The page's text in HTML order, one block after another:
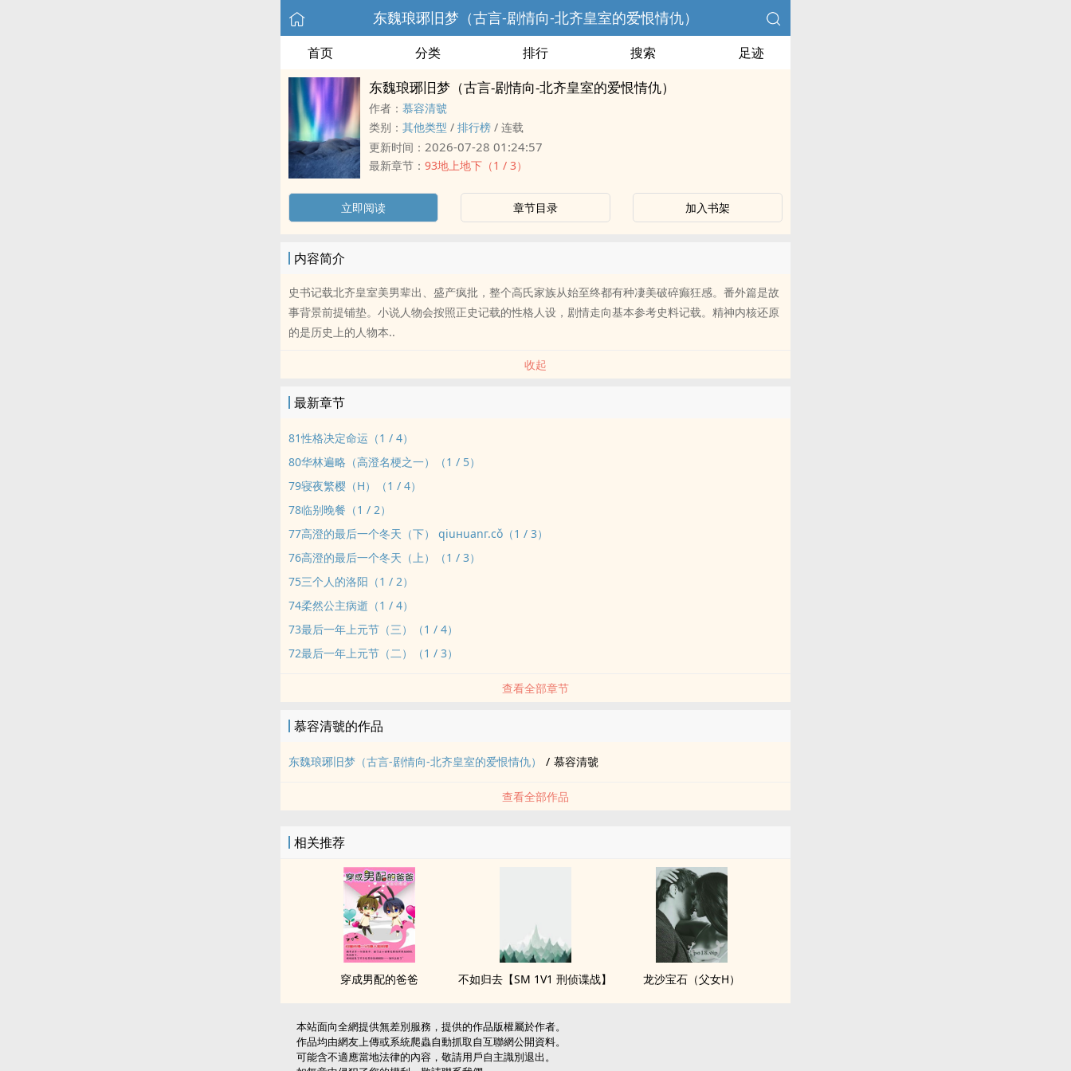
东魏琅琊旧梦（古言-剧情向-北齐皇室的爱恨情仇）
首页 分类 排行 搜索 足迹
东魏琅琊旧梦（古言-剧情向-北齐皇室的爱恨情仇）
作者： 慕容清虢
类别： 其他类型 / 排行榜 / 连载
更新时间： 2026-07-28 01:24:57
最新章节： 93地上地下（1 / 3）
立即阅读 章节目录 加入书架
内容简介
史书记载北齐皇室美男辈出、盛产疯批，整个高氏家族从始至终都有种凄美破碎癫狂感。番外篇是故
事背景前提铺垫。小说人物会按照正史记载的性格人设，剧情走向基本参考史料记载。精神内核还原
的是历史上的人物本..
收起
最新章节
81性格决定命运（1 / 4）
80华林遍略（高澄名梗之一）（1 / 5）
79寝夜繁樱（H）（1 / 4）
78临别晚餐（1 / 2）
77高澄的最后一个冬天（下） qiuнuanг.cǒ（1 / 3）
76高澄的最后一个冬天（上）（1 / 3）
75三个人的洛阳（1 / 2）
74柔然公主病逝（1 / 4）
73最后一年上元节（三）（1 / 4）
72最后一年上元节（二）（1 / 3）
查看全部章节
慕容清虢的作品
东魏琅琊旧梦（古言-剧情向-北齐皇室的爱恨情仇） / 慕容清虢
查看全部作品
相关推荐
穿成男配的爸爸 不如归去【SM 1V1 刑侦谍战】 龙沙宝石（​父​​‌女​‍­H）
本站面向全網提供無差別服務，提供的作品版權屬於作者。
作品均由網友上傳或系統爬蟲自動抓取自互聯網公開資料。
可能含不適應當地法律的內容，敬請用戶自主識別退出。